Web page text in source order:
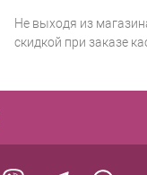
Не выходя из
скидкой при заказе